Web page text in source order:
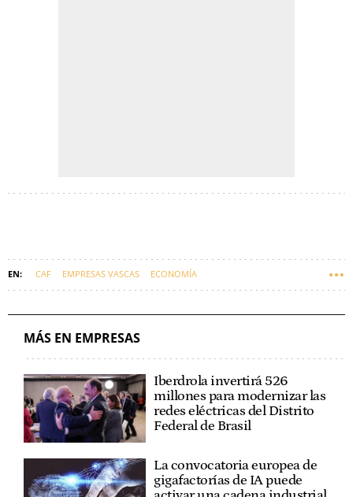
CAF EMPRESAS VASCAS ECONOMÍA
MÁS EN EMPRESAS
Iberdrola invertirá 526
millones para modernizar las
redes eléctricas del Distrito
Federal de Brasil
La convocatoria europea de
gigafactorías de IA puede